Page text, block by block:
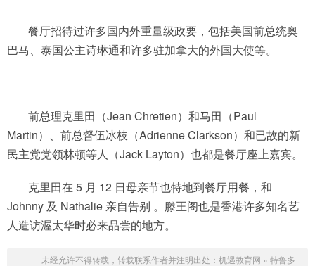
餐厅招待过许多国内外重量级政要，包括美国前总统奥
巴马、泰国公主诗琳通和许多驻加拿大的外国大使等。
前总理克里田（Jean Chretien）和马田（Paul
Martin）、前总督伍冰枝（Adrienne Clarkson）和已故的新
民主党党领林顿等人（Jack Layton）也都是餐厅座上嘉宾。
克里田在 5 月 12 日母亲节也特地到餐厅用餐，和
Johnny 及 Nathalie 亲自告别 。滕王阁也是香港许多知名艺
人造访渥太华时必来品尝的地方。
未经允许不得转载，转载联系作者并注明出处： 机遇教育网 » 特鲁多